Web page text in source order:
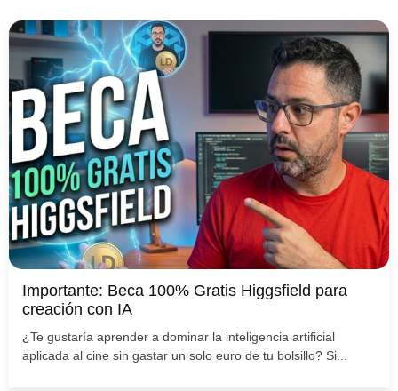
Importante: Beca 100% Gratis Higgsfield para
creación con IA
¿Te gustaría aprender a dominar la inteligencia artificial
aplicada al cine sin gastar un solo euro de tu bolsillo? Si...